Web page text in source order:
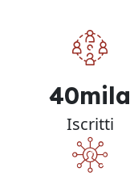
40mila
Iscritti